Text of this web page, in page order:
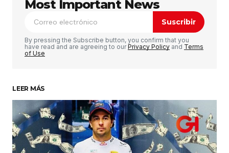
marcados con*
Comentario *
Su nombre*
Tu correo electrónico*
Most Important News
Suscribir
By pressing the Subscribe button, you confirm that you
have read and are agreeing to ourPrivacy Policy and Terms
of Use
LEER MÁS